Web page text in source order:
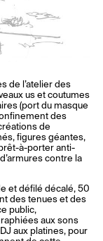
de l’atelier des
us et coutumes
(port du masque
des
de
figures géantes,
à-porter anti-
contre la
et défilé décalé, 50
des tenues et des
public,
aux sons
aux platines, pour